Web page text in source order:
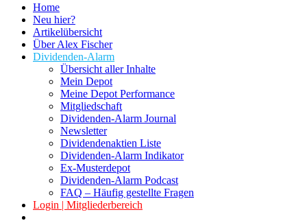
Home
Neu hier?
Artikelübersicht
Über Alex Fischer
Dividenden-Alarm
Übersicht aller Inhalte
Mein Depot
Meine Depot Performance
Mitgliedschaft
Dividenden-Alarm Journal
Newsletter
Dividendenaktien Liste
Dividenden-Alarm Indikator
Ex-Musterdepot
Dividenden-Alarm Podcast
FAQ – Häufig gestellte Fragen
Login | Mitgliederbereich